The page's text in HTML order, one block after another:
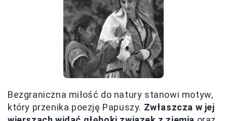
Bezgraniczna miłość do natury stanowi motyw,
który przenika poezję Papuszy. Zwłaszcza w jej